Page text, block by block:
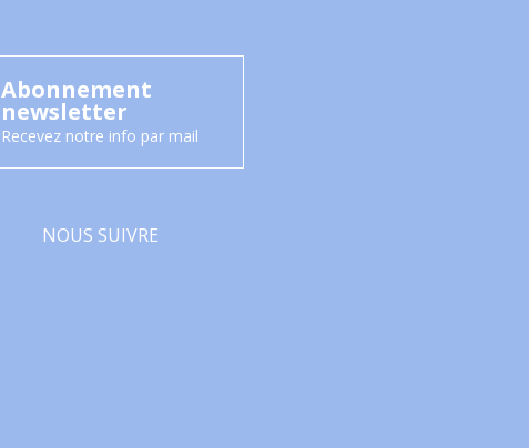
Abonnement
newsletter
Recevez notre info par mail
NOUS SUIVRE